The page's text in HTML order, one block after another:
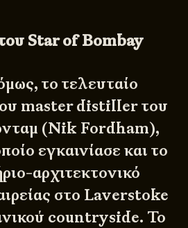
Star of Bombay
το τελευταίο
master distiller του
(Nik Fordham),
εγκαινίασε και το
αρχιτεκτονικό
στο Laverstoke
countryside. Το